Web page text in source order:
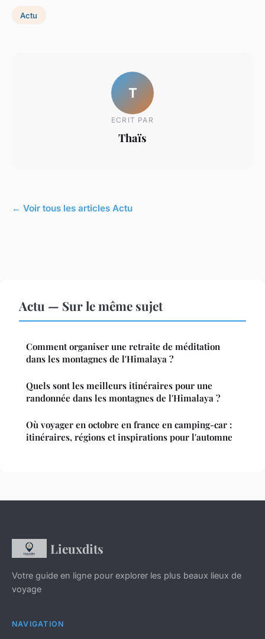
Actu
T
ECRIT PAR
Thaïs
← Voir tous les articles Actu
Actu — Sur le même sujet
Comment organiser une retraite de méditation
dans les montagnes de l'Himalaya ?
Quels sont les meilleurs itinéraires pour une
randonnée dans les montagnes de l'Himalaya ?
Où voyager en octobre en france en camping-car :
itinéraires, régions et inspirations pour l'automne
Lieuxdits
Votre guide en ligne pour explorer les plus beaux lieux de
voyage
NAVIGATION